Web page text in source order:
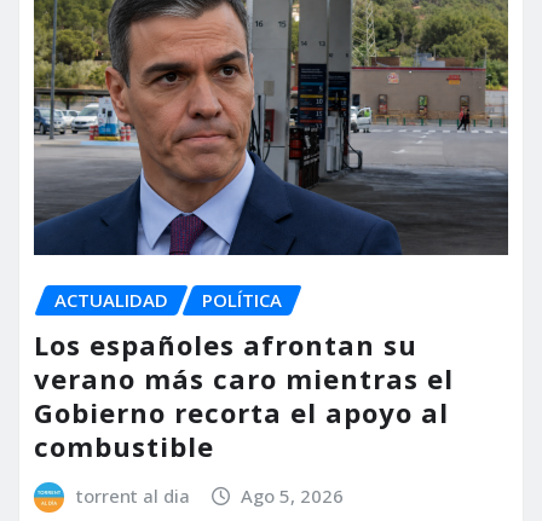
ACTUALIDAD POLÍTICA
Los españoles afrontan su
verano más caro mientras el
Gobierno recorta el apoyo al
combustible
torrent al dia Ago 5, 2026